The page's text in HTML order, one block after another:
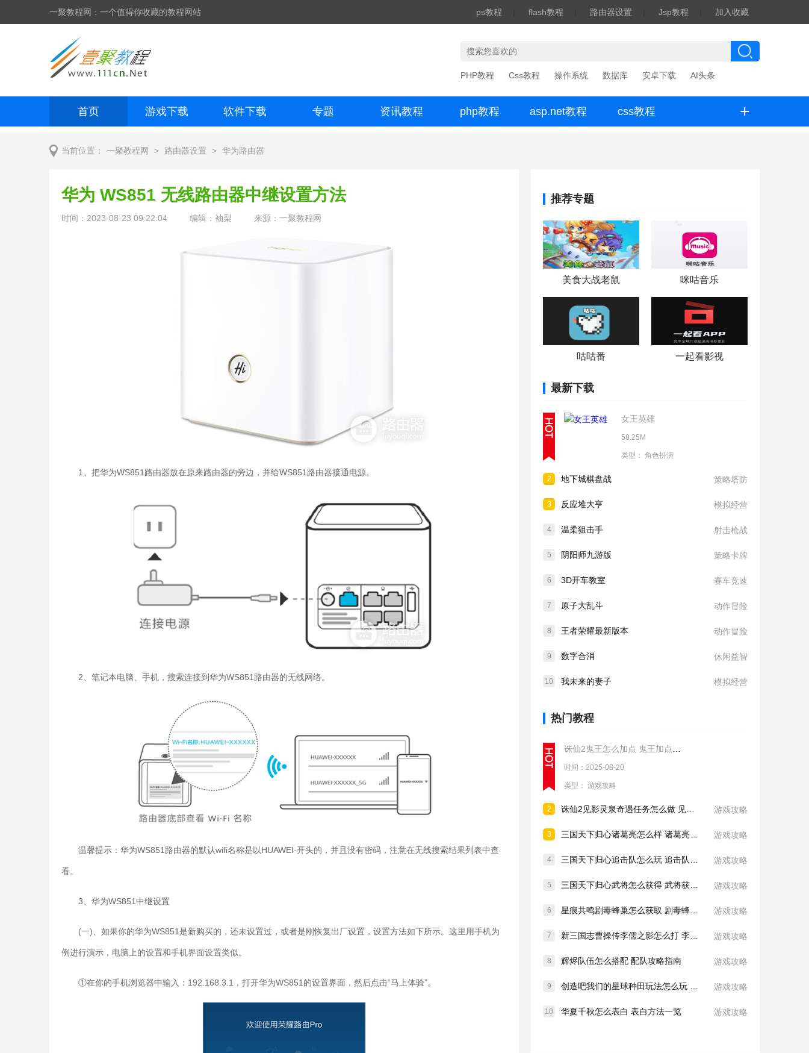
一聚教程网：一个值得你收藏的教程网站 ps教程 flash教程 路由器设置 Jsp教程 加入收藏
PHP教程 Css教程 操作系统 数据库 安卓下载 AI头条
首页 游戏下载 软件下载 专题 资讯教程 php教程 asp.net教程 css教程 +
当前位置： 一聚教程网 > 路由器设置 > 华为路由器
推荐专题
美食大战老鼠 咪咕音乐
咕咕番 一起看影视
最新下载
女王英雄
58.25M
类型： 角色扮演
2 地下城棋盘战 策略塔防
3 反应堆大亨 模拟经营
4 温柔狙击手 射击枪战
5 阴阳师九游版 策略卡牌
6 3D开车教室 赛车竞速
7 原子大乱斗 动作冒险
8 王者荣耀最新版本 动作冒险
9 数字合消 休闲益智
10 我未来的妻子 模拟经营
热门教程
时间：2025-08-20
类型： 游戏攻略
2 游戏攻略
3 游戏攻略
4 游戏攻略
5 游戏攻略
6 游戏攻略
7 游戏攻略
8 辉烬队伍怎么搭配 配队攻略指南 游戏攻略
9 游戏攻略
10 华夏千秋怎么表白 表白方法一览 游戏攻略
华为 WS851 无线路由器中继设置方法
时间：2023-08-23 09:22:04 编辑：袖梨 来源：一聚教程网
1、把华为WS851路由器放在原来路由器的旁边，并给WS851路由器接通电源。
2、笔记本电脑、手机，搜索连接到华为WS851路由器的无线网络。
温馨提示：华为WS851路由器的默认wifi名称是以HUAWEI-开头的，并且没有密码，注意在无线搜索结果列表中查
看。
3、华为WS851中继设置
(一)、如果你的华为WS851是新购买的，还未设置过，或者是刚恢复出厂设置，设置方法如下所示。这里用手机为
例进行演示，电脑上的设置和手机界面设置类似。
①在你的手机浏览器中输入：192.168.3.1，打开华为WS851的设置界面，然后点击“马上体验”。